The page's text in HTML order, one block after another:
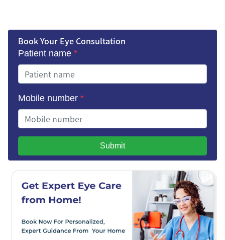
Book Your Eye Consultation
Patient name *
Mobile number *
Submit